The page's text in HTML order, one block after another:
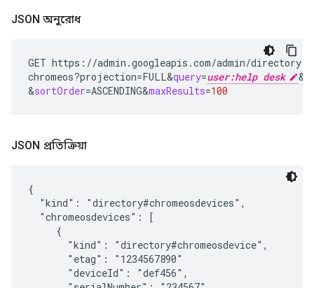
JSON অনুরোধ
GET https://admin.googleapis.com/admin/directory/
chromeos?projection=FULL&query=user:help desk &
&sortOrder=ASCENDING&maxResults=100
JSON প্রতিক্রিয়া
{
  "kind": "directory#chromeosdevices",
  "chromeosdevices": [
     {
       "kind": "directory#chromeosdevice",
       "etag": "1234567890"
       "deviceId": "
def456",